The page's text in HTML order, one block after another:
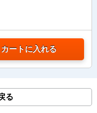
カートに入れる
る